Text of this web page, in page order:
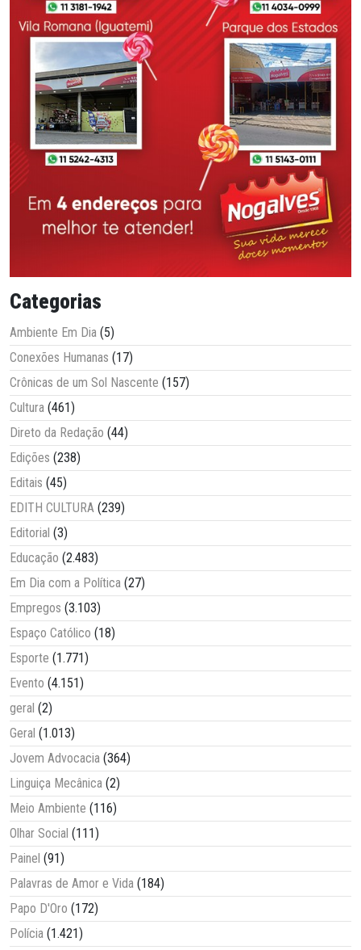
Categorias
Ambiente Em Dia (5)
Conexões Humanas (17)
Crônicas de um Sol Nascente (157)
Cultura (461)
Direto da Redação (44)
Edições (238)
Editais (45)
EDITH CULTURA (239)
Editorial (3)
Educação (2.483)
Em Dia com a Política (27)
Empregos (3.103)
Espaço Católico (18)
Esporte (1.771)
Evento (4.151)
geral (2)
Geral (1.013)
Jovem Advocacia (364)
Linguiça Mecânica (2)
Meio Ambiente (116)
Olhar Social (111)
Painel (91)
Palavras de Amor e Vida (184)
Papo D'Oro (172)
Polícia (1.421)